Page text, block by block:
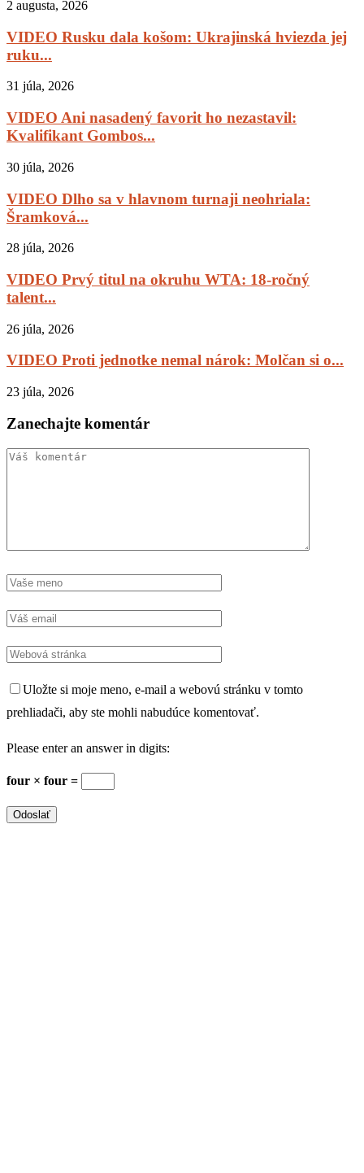
2 augusta, 2026
VIDEO Rusku dala košom: Ukrajinská hviezda jej
ruku...
31 júla, 2026
VIDEO Ani nasadený favorit ho nezastavil:
Kvalifikant Gombos...
30 júla, 2026
VIDEO Dlho sa v hlavnom turnaji neohriala:
Šramková...
28 júla, 2026
VIDEO Prvý titul na okruhu WTA: 18-ročný
talent...
26 júla, 2026
VIDEO Proti jednotke nemal nárok: Molčan si o...
23 júla, 2026
Zanechajte komentár
Uložte si moje meno, e-mail a webovú stránku v tomto
prehliadači, aby ste mohli nabudúce komentovať.
Please enter an answer in digits:
four × four =